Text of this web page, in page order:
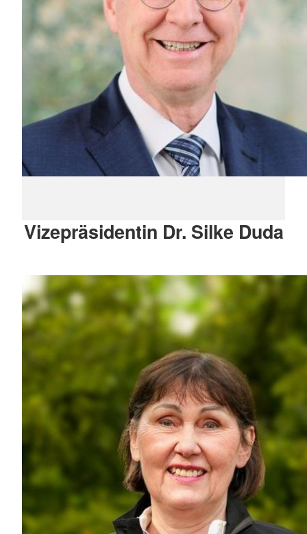
Vizepräsidentin Dr. Silke Duda